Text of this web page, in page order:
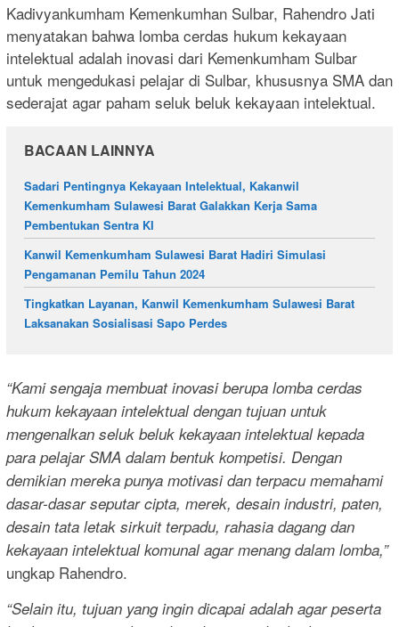
Kadivyankumham Kemenkumhan Sulbar, Rahendro Jati
menyatakan bahwa lomba cerdas hukum kekayaan
intelektual adalah inovasi dari Kemenkumham Sulbar
untuk mengedukasi pelajar di Sulbar, khususnya SMA dan
sederajat agar paham seluk beluk kekayaan intelektual.
BACAAN LAINNYA
Sadari Pentingnya Kekayaan Intelektual, Kakanwil
Kemenkumham Sulawesi Barat Galakkan Kerja Sama
Pembentukan Sentra KI
Kanwil Kemenkumham Sulawesi Barat Hadiri Simulasi
Pengamanan Pemilu Tahun 2024
Tingkatkan Layanan, Kanwil Kemenkumham Sulawesi Barat
Laksanakan Sosialisasi Sapo Perdes
“Kami sengaja membuat inovasi berupa lomba cerdas
hukum kekayaan intelektual dengan tujuan untuk
mengenalkan seluk beluk kekayaan intelektual kepada
para pelajar SMA dalam bentuk kompetisi. Dengan
demikian mereka punya motivasi dan terpacu memahami
dasar-dasar seputar cipta, merek, desain industri, paten,
desain tata letak sirkuit terpadu, rahasia dagang dan
kekayaan intelektual komunal agar menang dalam lomba,”
ungkap Rahendro.
“Selain itu, tujuan yang ingin dicapai adalah agar peserta